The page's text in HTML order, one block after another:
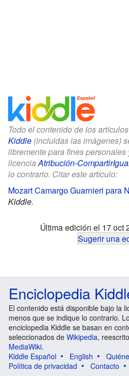
Todo el contenido de los
Kiddle (incluidas las imágenes)
libremente para fines
licenciaAtribución-
lo contrario. Citar este artículo:
Mozart Camargo Guarnieri para
Kiddle.
Última edición el 17 oct
Sugerir una
Enciclopedia
El contenido está disponible bajo la
menos que se indique lo contrario.
enciclopedia Kiddle se basan en
seleccionados de Wikipedia,
MediaWiki.
Kiddle Español
English
Política de privacidad
Contacto